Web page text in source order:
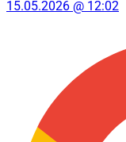
15.05.2026 @ 12:02